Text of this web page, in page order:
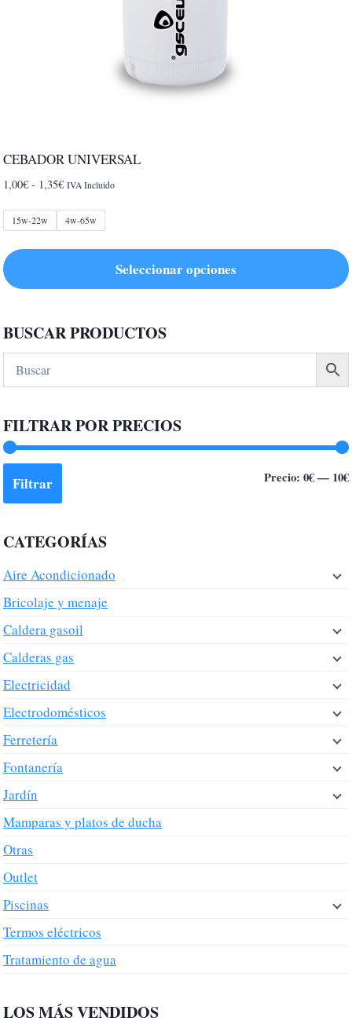
CEBADOR UNIVERSAL
1,00€ - 1,35€Rango
precios:
1,35€
IVA Incluido
15w-22w 4w-65w
Seleccionar opciones
tiene
múltiples
variantes.
opciones
se
pueden
elegir
página
de
producto
BUSCAR PRODUCTOS
FILTRAR POR PRECIOS
Filtrar Precio: 0€— 10€
CATEGORÍAS
Aire Acondicionado
Bricolaje y menaje
Caldera gasoil
Calderas gas
Electricidad
Electrodomésticos
Ferretería
Fontanería
Jardín
Mamparas y platos de ducha
Otras
Outlet
Piscinas
Termos eléctricos
Tratamiento de agua
LOS MÁS VENDIDOS